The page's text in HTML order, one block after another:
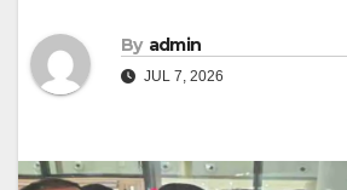
By admin
JUL 7, 2026